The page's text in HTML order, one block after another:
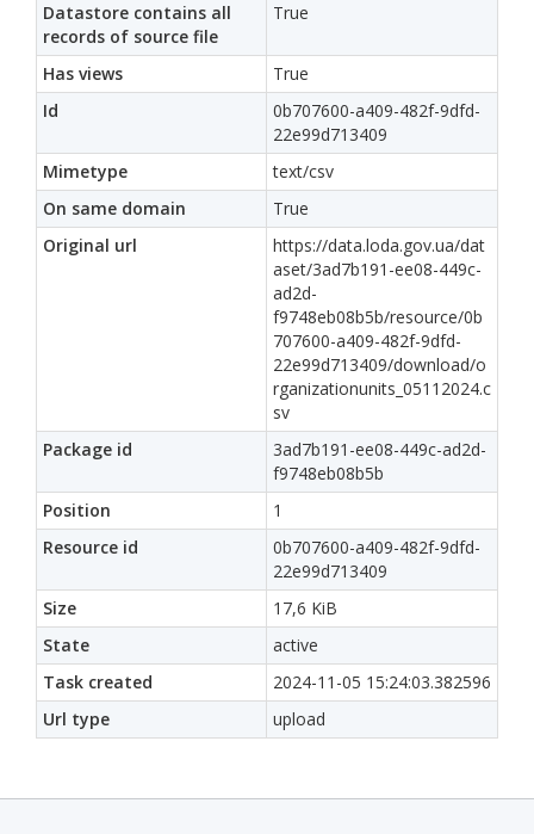
Datastore contains all
records of source file
True
Has views
True
Id
0b707600-a409-482f-9dfd-
22e99d713409
Mimetype
text/csv
On same domain
True
Original url
https://data.loda.gov.ua/dat
aset/3ad7b191-ee08-449c-
ad2d-
f9748eb08b5b/resource/0b
707600-a409-482f-9dfd-
22e99d713409/download/o
rganizationunits_05112024.c
sv
Package id
3ad7b191-ee08-449c-ad2d-
f9748eb08b5b
Position
1
Resource id
0b707600-a409-482f-9dfd-
22e99d713409
Size
17,6 KiB
State
active
Task created
2024-11-05 15:24:03.382596
Url type
upload